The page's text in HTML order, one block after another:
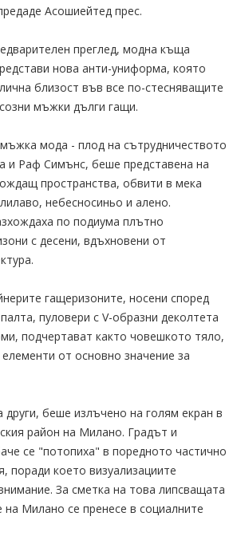
Асошиейтед прес.
преглед, модна къща
нова анти-униформа, която
близост във все по-стесняващите
мъжки дълги гащи.
мода - плод на сътрудничеството
и Раф Симънс, беше представена на
пространства, обвити в мека
небесносиньо и алено.
по подиума плътно
с десени, вдъхновени от
гащеризоните, носени според
пуловери с V-образни деколтета
подчертават както човешкото тяло,
от основно значение за
беше излъчено на голям екран в
район на Милано. Градът и
се "потопиха" в поредното частично
поради което визуализациите
За сметка на това липсващата
на Милано се пренесе в социалните